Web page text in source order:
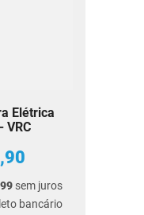
Elétrica
VRC
,90
99 sem juros
bancário